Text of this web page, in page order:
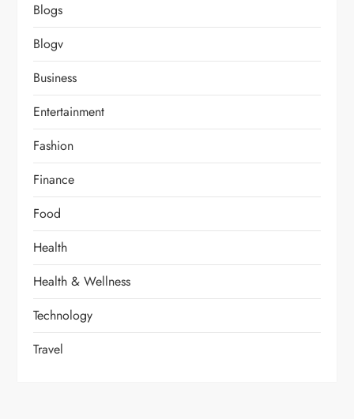
Blogs
Blogv
Business
Entertainment
Fashion
Finance
Food
Health
Health & Wellness
Technology
Travel